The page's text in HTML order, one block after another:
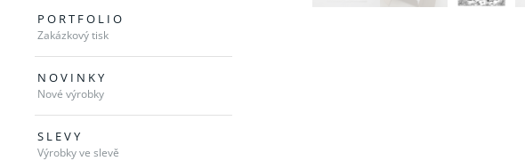
P O R T F O L I O
Zakázkový tisk
N O V I N K Y
Nové výrobky
S L E V Y
Výrobky ve slevě